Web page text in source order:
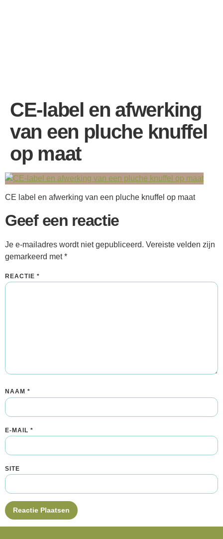
CE-label en afwerking
van een pluche knuffel
op maat
CE label en afwerking van een pluche knuffel op maat
Geef een reactie
Je e-mailadres wordt niet gepubliceerd. Vereiste velden zijn
gemarkeerd met*
REACTIE *
NAAM *
E-MAIL *
SITE